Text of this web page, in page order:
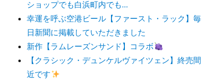
ショップでも白浜町内でも…
幸運を呼ぶ空港ビール【ファースト・ラック】毎
日新聞に掲載していただきました
新作【ラムレーズンサンド】コラボ
【クラシック・デュンケルヴァイツェン】終売間
近です